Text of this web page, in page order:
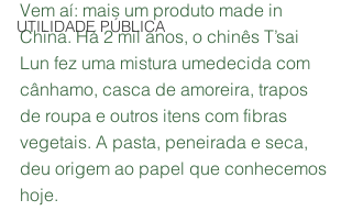
UTILIDADE PÚBLICA
Vem aí: mais um produto made in
China. Há 2 mil anos, o chinês T’sai
Lun fez uma mistura umedecida com
cânhamo, casca de amoreira, trapos
de roupa e outros itens com fibras
vegetais. A pasta, peneirada e seca,
deu origem ao papel que conhecemos
hoje.